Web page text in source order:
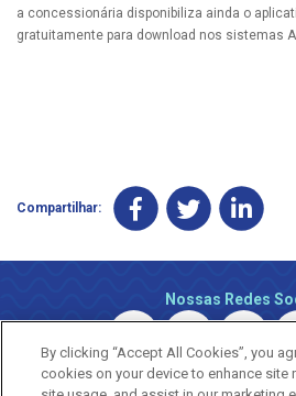
a concessionária disponibiliza ainda o
gratuitamente para download nos sistemas
Compartilhar:
Nossas Redes
By clicking “Accept All Cookies”, you
cookies on your device to enhance site